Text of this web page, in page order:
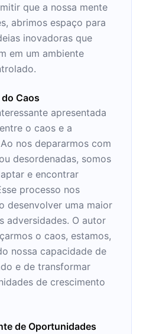
que a nossa mente
abrimos espaço para
inovadoras que
em um ambiente
Caos
apresentada
o caos e a
nos depararmos com
desordenadas, somos
e encontrar
processo nos
desenvolver uma maior
adversidades. O autor
o caos, estamos,
nossa capacidade de
e de transformar
de crescimento
de Oportunidades